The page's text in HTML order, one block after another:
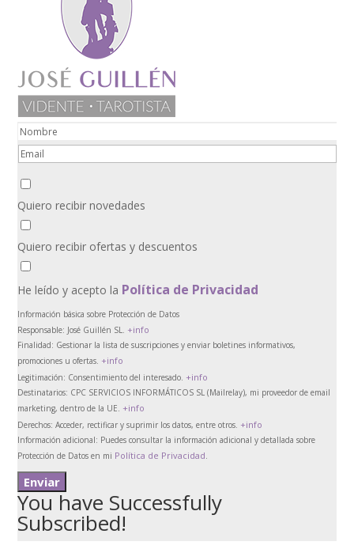
Quiero recibir novedades
Quiero recibir ofertas y descuentos
He leído y acepto la Política de Privacidad
Información básica sobre Protección de Datos
Responsable: José Guillén SL. +info
Finalidad: Gestionar la lista de suscripciones y enviar boletines informativos,
promociones u ofertas. +info
Legitimación: Consentimiento del interesado. +info
Destinatarios: CPC SERVICIOS INFORMÁTICOS SL (Mailrelay), mi proveedor de email
marketing, dentro de la UE. +info
Derechos: Acceder, rectificar y suprimir los datos, entre otros. +info
Información adicional: Puedes consultar la información adicional y detallada sobre
Protección de Datos en mi Política de Privacidad
You have Successfully
Subscribed!